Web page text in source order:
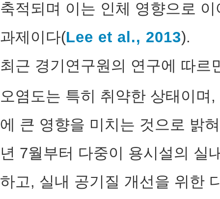
축적되며 이는 인체 영향으로
과제이다(Lee et al., 2013).
최근 경기연구원의 연구에 따르
오염도는 특히 취약한 상태이
에 큰 영향을 미치는 것으로 밝
년 7월부터 다중이 용시설의 실
하고, 실내 공기질 개선을 위한